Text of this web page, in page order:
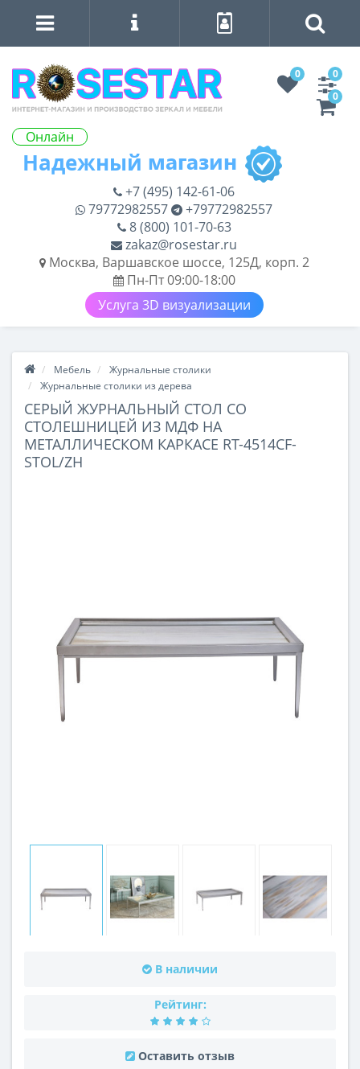
Онлайн
0
0
0
+7 (495) 142-61-06
79772982557
+79772982557
8 (800) 101-70-63
zakaz@rosestar.ru
Москва, Варшавское шоссе, 125Д, корп. 2
Пн-Пт 09:00-18:00
Услуга 3D визуализации
Мебель
Журнальные столики
Журнальные столики из дерева
СЕРЫЙ ЖУРНАЛЬНЫЙ СТОЛ СО
СТОЛЕШНИЦЕЙ ИЗ МДФ НА
МЕТАЛЛИЧЕСКОМ КАРКАСЕ RT-4514CF-
STOL/ZH
В наличии
Рейтинг:
Оставить отзыв